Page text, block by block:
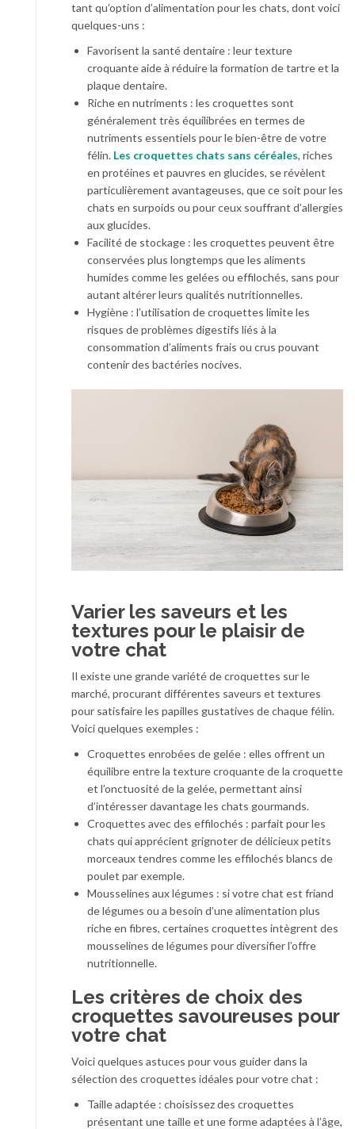
tant qu’option d’alimentation pour les chats, dont voici
quelques-uns :
Favorisent la santé dentaire : leur texture
croquante aide à réduire la formation de tartre et la
plaque dentaire.
Riche en nutriments : les croquettes sont
généralement très équilibrées en termes de
nutriments essentiels pour le bien-être de votre
félin. Les croquettes chats sans céréales, riches
en protéines et pauvres en glucides, se révèlent
particulièrement avantageuses, que ce soit pour les
chats en surpoids ou pour ceux souffrant d’allergies
aux glucides.
Facilité de stockage : les croquettes peuvent être
conservées plus longtemps que les aliments
humides comme les gelées ou effilochés, sans pour
autant altérer leurs qualités nutritionnelles.
Hygiène : l’utilisation de croquettes limite les
risques de problèmes digestifs liés à la
consommation d’aliments frais ou crus pouvant
contenir des bactéries nocives.
Varier les saveurs et les
textures pour le plaisir de
votre chat
Il existe une grande variété de croquettes sur le
marché, procurant différentes saveurs et textures
pour satisfaire les papilles gustatives de chaque félin.
Voici quelques exemples :
Croquettes enrobées de gelée : elles offrent un
équilibre entre la texture croquante de la croquette
et l’onctuosité de la gelée, permettant ainsi
d’intéresser davantage les chats gourmands.
Croquettes avec des effilochés : parfait pour les
chats qui apprécient grignoter de délicieux petits
morceaux tendres comme les effilochés blancs de
poulet par exemple.
Mousselines aux légumes : si votre chat est friand
de légumes ou a besoin d’une alimentation plus
riche en fibres, certaines croquettes intègrent des
mousselines de légumes pour diversifier l’offre
nutritionnelle.
Les critères de choix des
croquettes savoureuses pour
votre chat
Voici quelques astuces pour vous guider dans la
sélection des croquettes idéales pour votre chat :
Taille adaptée : choisissez des croquettes
présentant une taille et une forme adaptées à l’âge,